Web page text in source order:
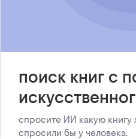
поиск книг с
спросите ИИ какую книгу
спросили бы у человека.